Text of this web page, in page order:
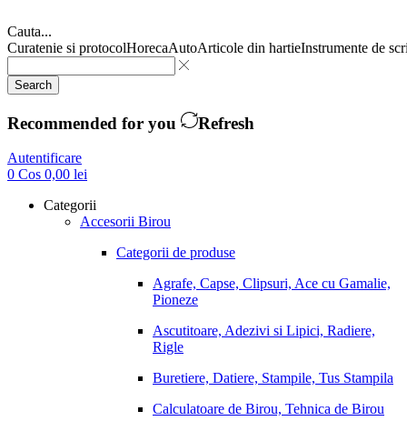
Cauta...
Curatenie si protocolHorecaAutoArticole din hartieInstrumente de
Search
Recommended for you Refresh
Autentificare
0 Cos 0,00 lei
Categorii
Accesorii Birou
Categorii de produse
Agrafe, Capse, Clipsuri, Ace cu Gamalie,
Pioneze
Ascutitoare, Adezivi si Lipici, Radiere,
Rigle
Buretiere, Datiere, Stampile, Tus Stampila
Calculatoare de Birou, Tehnica de Birou